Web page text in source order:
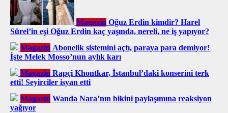
Magazin Oğuz Erdin kimdir? Harel
Sürel’in eşi Oğuz Erdin kaç yaşında, nereli, ne iş yapıyor?
Magazin Abonelik sistemini açtı, paraya para demiyor!
İşte Melek Mosso’nun aylık karı
Magazin Rapçi Khontkar, İstanbul’daki konserini terk
etti! Seyirciler isyan etti
Magazin Wanda Nara’nın bikini paylaşımına reaksiyon
yağıyor